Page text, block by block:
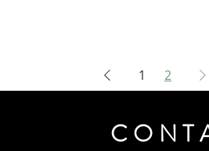
1 2